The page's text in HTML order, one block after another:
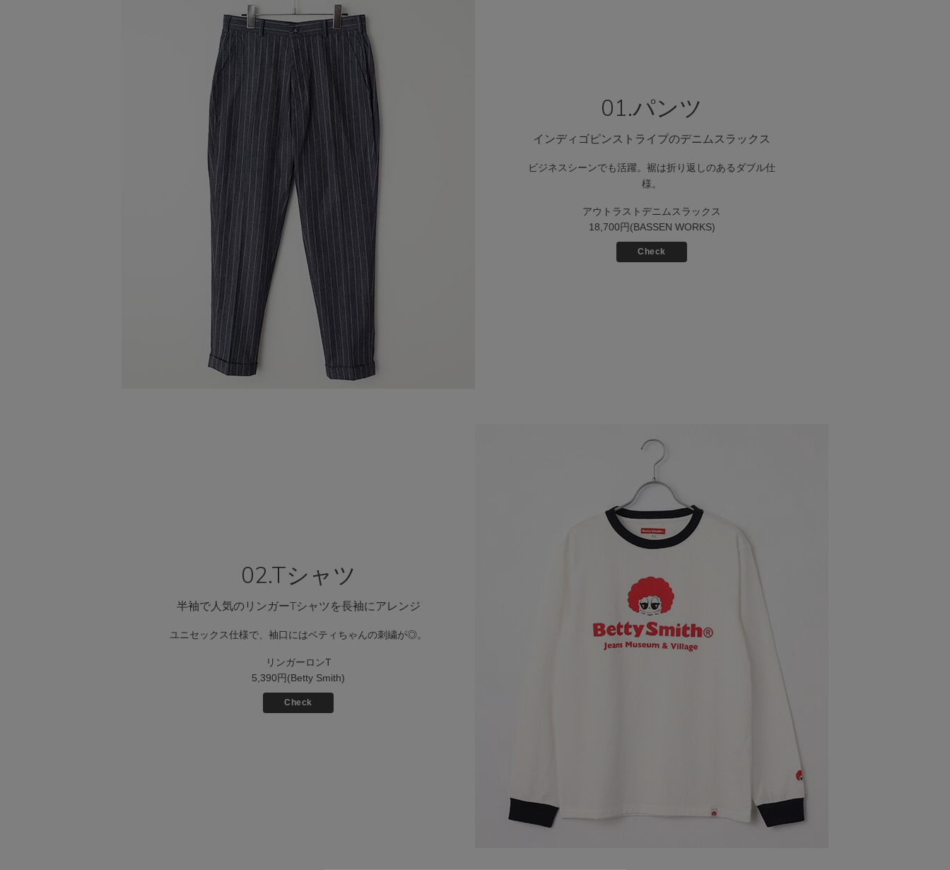
01.パンツ
インディゴピンストライプのデニムスラックス
ビジネスシーンでも活躍。裾は折り返しのあるダブル仕
様。
アウトラストデニムスラックス
18,700円(BASSEN WORKS)
Check
02.Tシャツ
半袖で人気のリンガーTシャツを長袖にアレンジ
ユニセックス仕様で、袖口にはベティちゃんの刺繍が◎。
リンガーロンT
5,390円(Betty Smith)
Check